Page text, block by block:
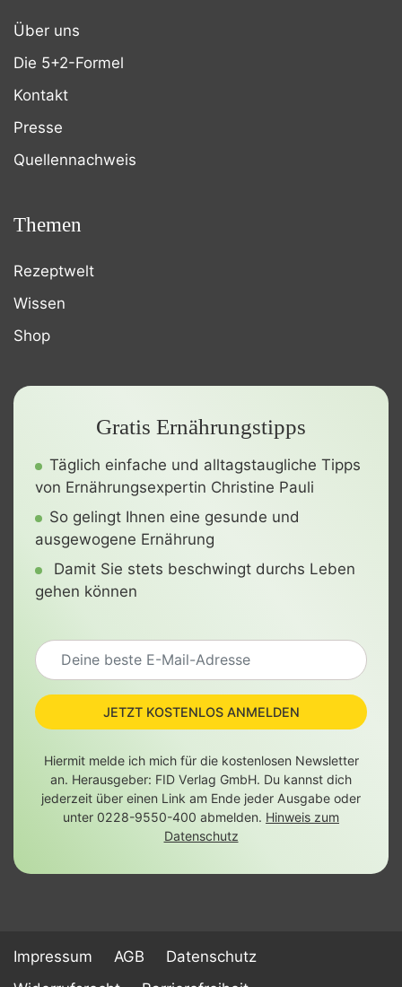
Über uns
Die 5+2-Formel
Kontakt
Presse
Quellennachweis
Themen
Rezeptwelt
Wissen
Shop
Gratis Ernährungstipps
Täglich einfache und alltagstaugliche Tipps
von Ernährungsexpertin Christine Pauli
So gelingt Ihnen eine gesunde und
ausgewogene Ernährung
Damit Sie stets beschwingt durchs Leben
gehen können
JETZT KOSTENLOS ANMELDEN
Hiermit melde ich mich für die kostenlosen Newsletter
an. Herausgeber: FID Verlag GmbH. Du kannst dich
jederzeit über einen Link am Ende jeder Ausgabe oder
unter 0228-9550-400 abmelden. Hinweis zum
Datenschutz
Impressum AGB
Datenschutz